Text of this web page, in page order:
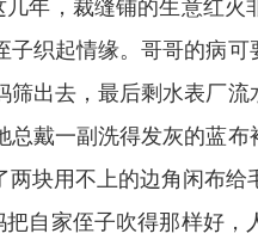
年，裁缝铺的生意红
子织起情缘。哥哥的病
筛出去，最后剩水表厂
总戴一副洗得发灰的蓝
两块用不上的边角闲布
自家侄子吹得那样好